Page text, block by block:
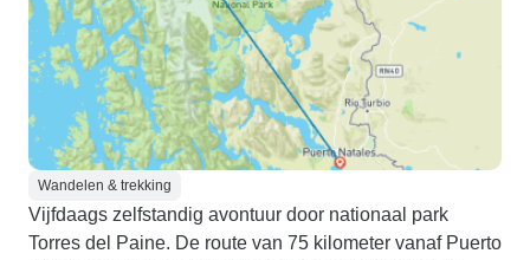
Wandelen & trekking
Vijfdaags zelfstandig avontuur door nationaal park
Torres del Paine. De route van 75 kilometer vanaf Puerto